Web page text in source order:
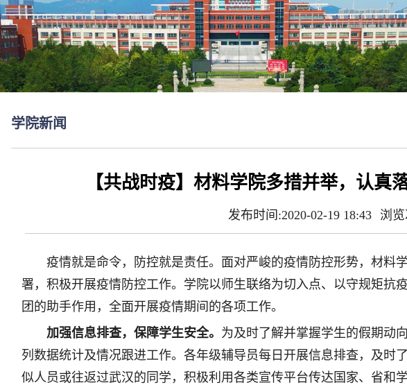
学院新闻
【共战时疫】材料学院多措并举，认真
发布时间:2020-02-19 18:43 浏
疫情就是命令，防控就是责任。面对严峻的疫情防控形势，材料
署，积极开展疫情防控工作。学院以师生联络为切入点、以守规矩抗
团的助手作用，全面开展疫情期间的各项工作。
加强信息排查，保障学生安全。 为及时了解并掌握学生的假期动
列数据统计及情况跟进工作。各年级辅导员每日开展信息排查，及时
似人员或往返过武汉的同学，积极利用各类宣传平台传达国家、省和